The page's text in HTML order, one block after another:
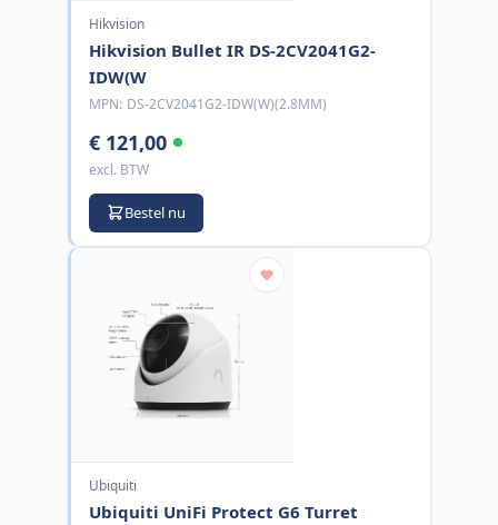
Hikvision
Hikvision Bullet IR DS-2CV2041G2-
IDW(W
MPN: DS-2CV2041G2-IDW(W)(2.8MM)
€ 121,00
excl. BTW
Bestel nu
Ubiquiti
Ubiquiti UniFi Protect G6 Turret